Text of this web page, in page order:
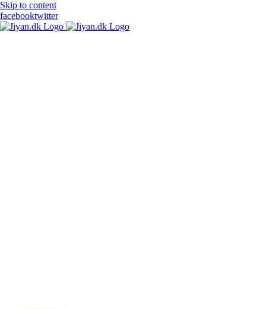
Skip to content
facebooktwitter